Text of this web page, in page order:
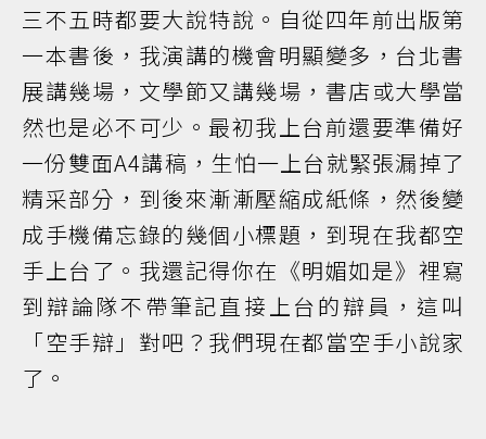
三不五時都要大說特說。自從四年前出版第
一本書後，我演講的機會明顯變多，台北書
展講幾場，文學節又講幾場，書店或大學當
然也是必不可少。最初我上台前還要準備好
一份雙面A4講稿，生怕一上台就緊張漏掉了
精采部分，到後來漸漸壓縮成紙條，然後變
成手機備忘錄的幾個小標題，到現在我都空
手上台了。我還記得你在《明媚如是》裡寫
到辯論隊不帶筆記直接上台的辯員，這叫
「空手辯」對吧？我們現在都當空手小說家
了。